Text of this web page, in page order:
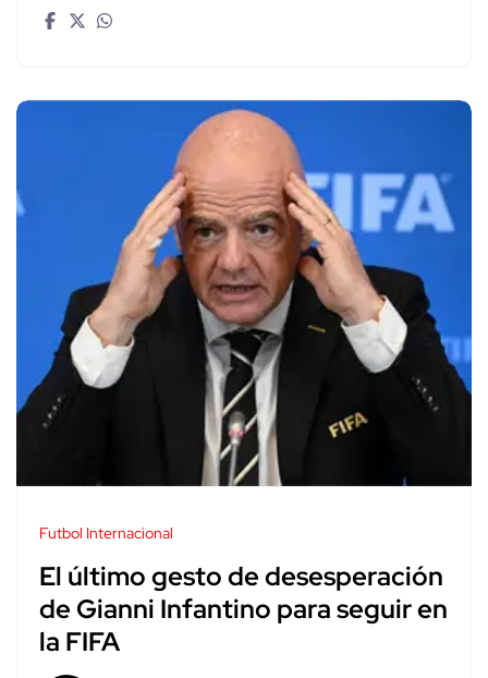
Futbol Internacional
El último gesto de desesperación
de Gianni Infantino para seguir en
la FIFA